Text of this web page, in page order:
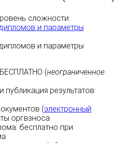
сложности:
и параметры
и параметры
БЕСПЛАТНО (неограниченное
публикация результатов:
(электронный
оргвзноса
бесплатно при